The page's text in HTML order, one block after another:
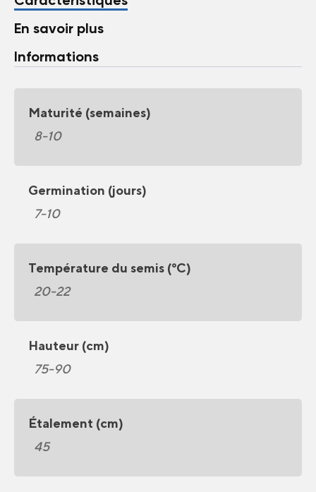
En savoir plus
Informations
Maturité (semaines)
8-10
Germination (jours)
7-10
Température du semis (°C)
20-22
Hauteur (cm)
75-90
Étalement (cm)
45